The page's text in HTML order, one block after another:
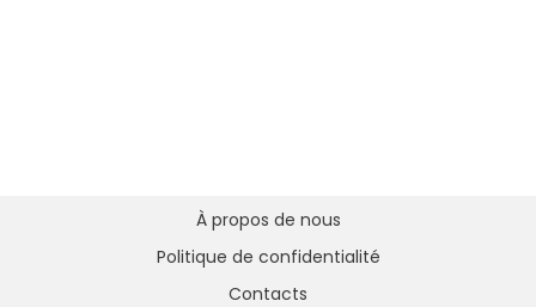
À propos de nous
Politique de confidentialité
Contacts